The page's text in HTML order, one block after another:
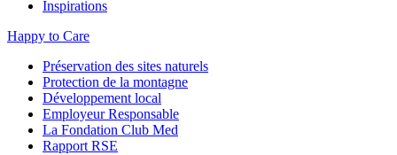
Inspirations
Happy to Care
Préservation des sites naturels
Protection de la montagne
Développement local
Employeur Responsable
La Fondation Club Med
Rapport RSE